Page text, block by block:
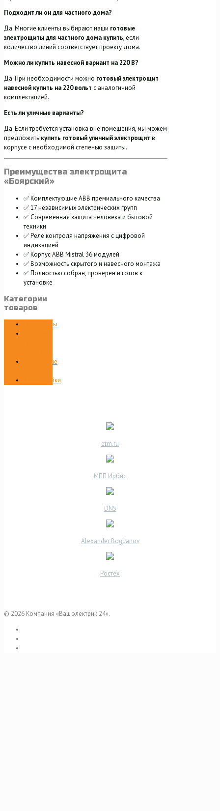
Подходит ли он для частного дома?
Да. Многие клиенты выбирают наши готовые
электрощиты для частного дома купить, если
количество линий соответствует проекту дома.
Можно ли купить навесной вариант на 220 В?
Да. При необходимости можно готовый электрощит
навесной купить на 220 вольт с аналогичной
комплектацией.
Есть ли уличные варианты?
Да. Если требуется установка вне помещения, мы можем
предложить купить готовый уличный электрощит в
корпусе с необходимой степенью защиты.
Преимущества электрощита
«Боярский»
✅ Комплектующие ABB премиального качества
✅ 17 независимых электрических групп
✅ Современная защита человека и бытовой
техники
✅ Реле контроля напряжения с цифровой
индикацией
✅ Корпус ABB Mistral 36 модулей
✅ Возможность скрытого и навесного монтажа
✅ Полностью собран, проверен и готов к
установке
Категории
товаров
Генераторы
Монтажные
Трубостойки
etm.ru
МПП Ирбис
DNS
Alexander Bogdanov
Ростех
© 2026 Компания «Ваш электрик 24».